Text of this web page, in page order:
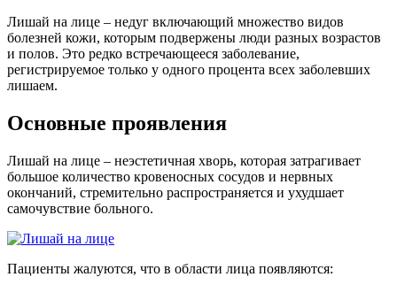
Лишай на лице – недуг включающий множество видов
болезней кожи, которым подвержены люди разных возрастов
и полов. Это редко встречающееся заболевание,
регистрируемое только у одного процента всех заболевших
лишаем.
Основные проявления
Лишай на лице – неэстетичная хворь, которая затрагивает
большое количество кровеносных сосудов и нервных
окончаний, стремительно распространяется и ухудшает
самочувствие больного.
Пациенты жалуются, что в области лица появляются: